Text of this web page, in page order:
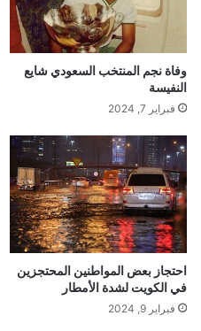
وفاة نجم المنتخب السعودي شايع
النفيسة
فبراير 7, 2024
احتجاز بعض المواطنين المحتجزين
في الكويت لشدة الأمطار
فبراير 9, 2024